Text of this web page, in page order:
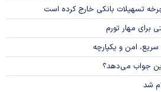
تسهیلات بانکی خارج کرده است
برای مهار تورم
امن و یکپارچه
ین جواب می‌دهد؟